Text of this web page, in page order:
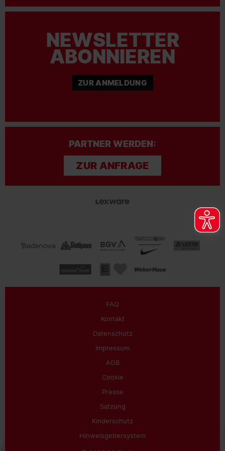
NEWSLETTER
ABONNIEREN
ZUR ANMELDUNG
PARTNER WERDEN:
ZUR ANFRAGE
FAQ
Kontakt
Datenschutz
Impressum
AGB
Cookie
Presse
Satzung
Kinderschutz
Hinweisgebersystem